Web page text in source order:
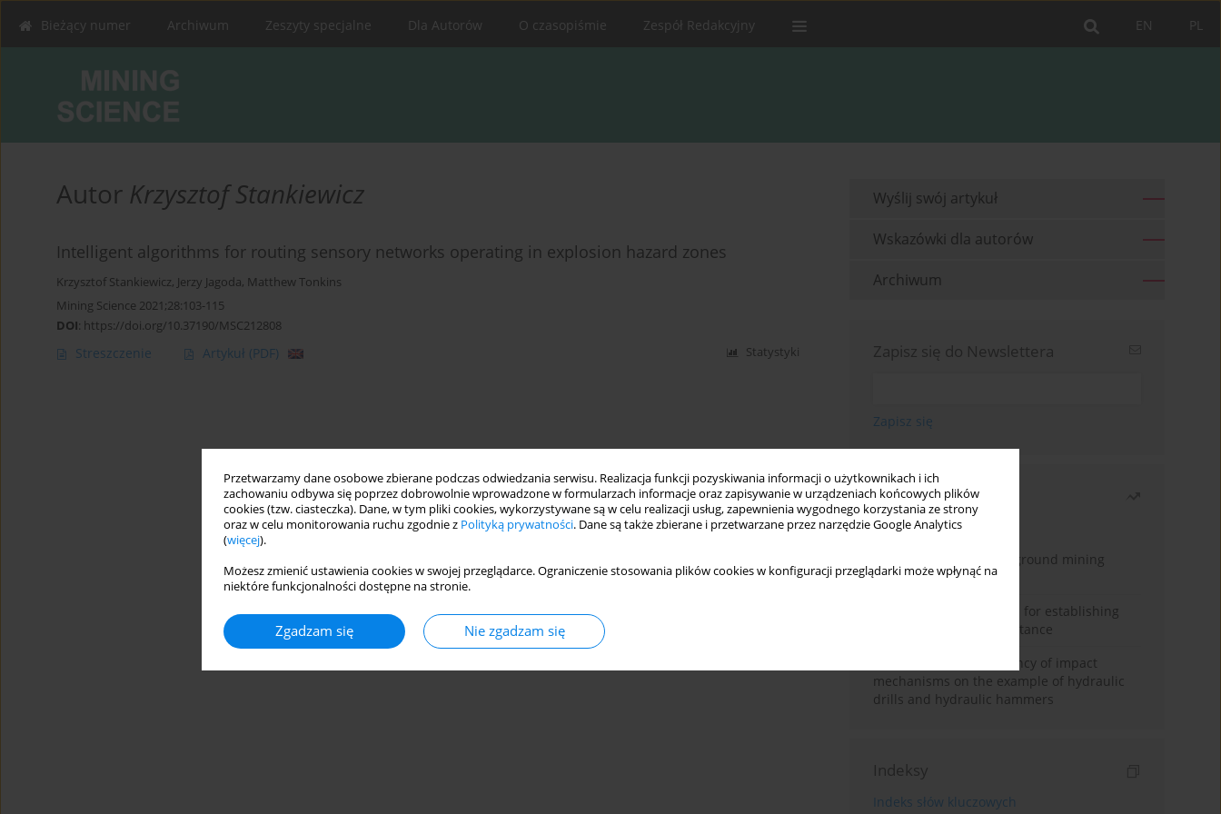
Przetwarzamy dane osobowe zbierane podczas odwiedzania serwisu. Realizacja funkcji pozyskiwania informacji o użytkownikach i ich
zachowaniu odbywa się poprzez dobrowolnie wprowadzone w formularzach informacje oraz zapisywanie w urządzeniach końcowych plików
cookies (tzw. ciasteczka). Dane, w tym pliki cookies, wykorzystywane są w celu realizacji usług, zapewnienia wygodnego korzystania ze strony
oraz w celu monitorowania ruchu zgodnie z Polityką prywatności. Dane są także zbierane i przetwarzane przez narzędzie Google Analytics
(więcej).
Możesz zmienić ustawienia cookies w swojej przeglądarce. Ograniczenie stosowania plików cookies w konfiguracji przeglądarki może wpłynąć na
niektóre funkcjonalności dostępne na stronie.
Zgadzam się Nie zgadzam się
PL
EN
Bieżący numer Archiwum Zeszyty specjalne Dla Autorów O czasopiśmie Zespół Redakcyjny
Autor Krzysztof Stankiewicz
Intelligent algorithms for routing sensory networks operating in explosion hazard zones
Krzysztof Stankiewicz, Jerzy Jagoda, Matthew Tonkins
Mining Science 2021;28:103-115
DOI: https://doi.org/10.37190/MSC212808
Streszczenie Artykuł (PDF) Statystyki
Wyślij swój artykuł
Wskazówki dla autorów
Archiwum
Zapisz się do Newslettera
Najczęściej czytane
Miesiąc
Rok
Methodology for underground mining
method selection
New theoretical method for establishing
indentation rolling resistance
Evaluation of the efficiency of impact
mechanisms on the example of hydraulic
drills and hydraulic hammers
Indeksy
Indeks słów kluczowych